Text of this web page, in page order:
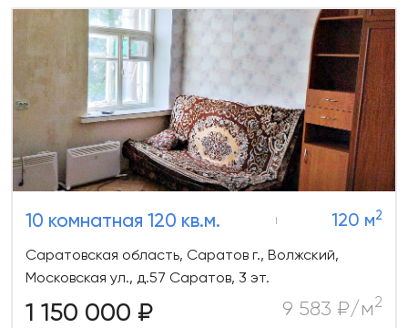
10 комнатная 120 кв.м. 120 м2
Саратовская область, Саратов г., Волжский,
Московская ул., д.57 Саратов, 3 эт.
1 150 000 ₽ 9 583 ₽/м2